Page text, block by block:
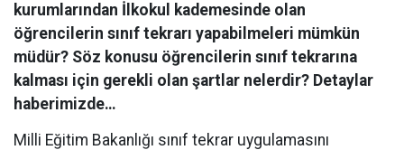
kurumlarından İlkokul kademesinde olan
öğrencilerin sınıf tekrarı yapabilmeleri mümkün
müdür? Söz konusu öğrencilerin sınıf tekrarına
kalması için gerekli olan şartlar nelerdir? Detaylar
haberimizde…
Milli Eğitim Bakanlığı sınıf tekrar uygulamasını